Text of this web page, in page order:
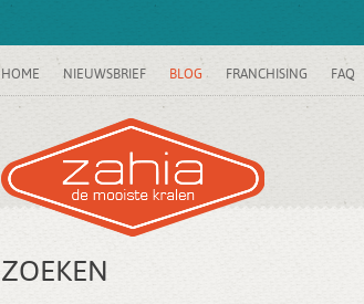
HOME NIEUWSBRIEF BLOG FRANCHISING FAQ
ZOEKEN